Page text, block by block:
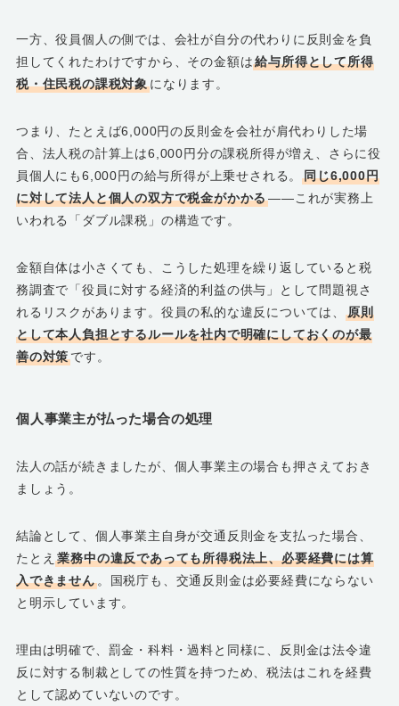
一方、役員個人の側では、会社が自分の代わりに反則金を負
担してくれたわけですから、その金額は給与所得として所得
税・住民税の課税対象になります。
つまり、たとえば6,000円の反則金を会社が肩代わりした場
合、法人税の計算上は6,000円分の課税所得が増え、さらに役
員個人にも6,000円の給与所得が上乗せされる。同じ6,000円
に対して法人と個人の双方で税金がかかる――これが実務上
いわれる「ダブル課税」の構造です。
金額自体は小さくても、こうした処理を繰り返していると税
務調査で「役員に対する経済的利益の供与」として問題視さ
れるリスクがあります。役員の私的な違反については、原則
として本人負担とするルールを社内で明確にしておくのが最
善の対策です。
個人事業主が払った場合の処理
法人の話が続きましたが、個人事業主の場合も押さえておき
ましょう。
結論として、個人事業主自身が交通反則金を支払った場合、
たとえ業務中の違反であっても所得税法上、必要経費には算
入できません。国税庁も、交通反則金は必要経費にならない
と明示しています。
理由は明確で、罰金・科料・過料と同様に、反則金は法令違
反に対する制裁としての性質を持つため、税法はこれを経費
として認めていないのです。